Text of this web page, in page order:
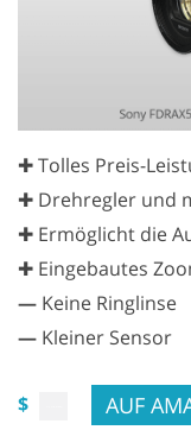
✚ Tolles Preis-
✚ Drehregler und
✚ Ermöglicht die
✚ Eingebautes
— Keine Ringlinse
— Kleiner Sensor
$ AUF